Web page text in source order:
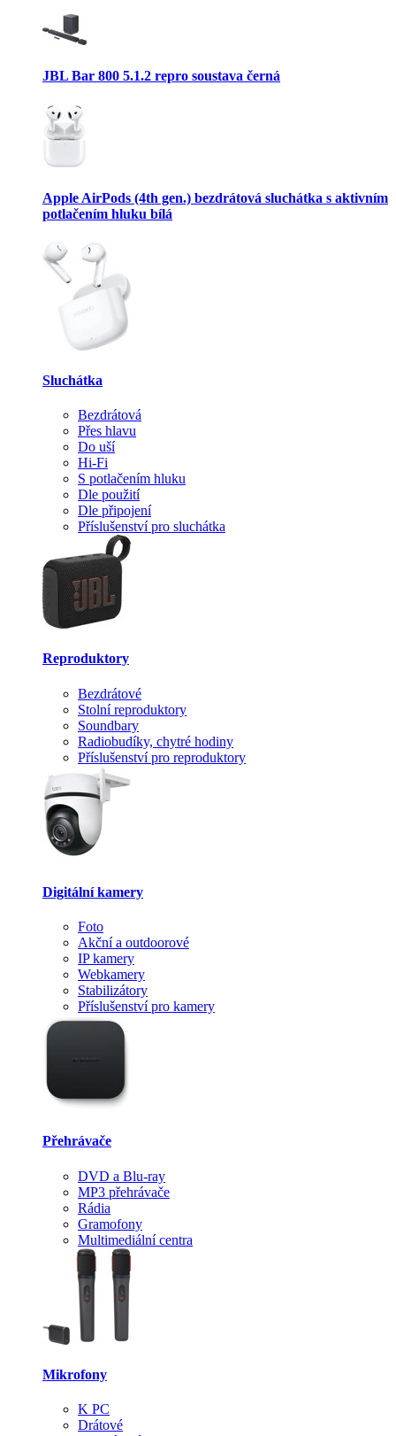
JBL Bar 800 5.1.2 repro soustava černá
Apple AirPods (4th gen.) bezdrátová sluchátka s aktivním
potlačením hluku bílá
Sluchátka
Bezdrátová
Přes hlavu
Do uší
Hi-Fi
S potlačením hluku
Dle použití
Dle připojení
Příslušenství pro sluchátka
Reproduktory
Bezdrátové
Stolní reproduktory
Soundbary
Radiobudíky, chytré hodiny
Příslušenství pro reproduktory
Digitální kamery
Foto
Akční a outdoorové
IP kamery
Webkamery
Stabilizátory
Příslušenství pro kamery
Přehrávače
DVD a Blu-ray
MP3 přehrávače
Rádia
Gramofony
Multimediální centra
Mikrofony
K PC
Drátové